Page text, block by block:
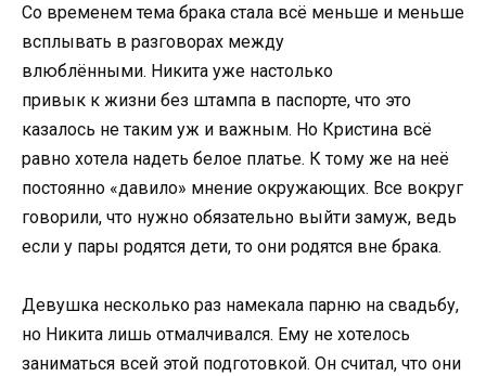
Со временем тема брака стала всё меньше и меньше
всплывать в разговорах между
влюблёнными. Никита уже настолько
привык к жизни без штампа в паспорте, что это
казалось не таким уж и важным. Но Кристина всё
равно хотела надеть белое платье. К тому же на неё
постоянно «давило» мнение окружающих. Все вокруг
говорили, что нужно обязательно выйти замуж, ведь
если у пары родятся дети, то они родятся вне брака.
Девушка несколько раз намекала парню на свадьбу,
но Никита лишь отмалчивался. Ему не хотелось
заниматься всей этой подготовкой. Он считал, что они